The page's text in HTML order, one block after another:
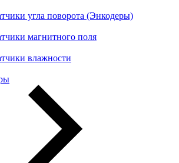
угла поворота (Энкодеры)
магнитного поля
влажности